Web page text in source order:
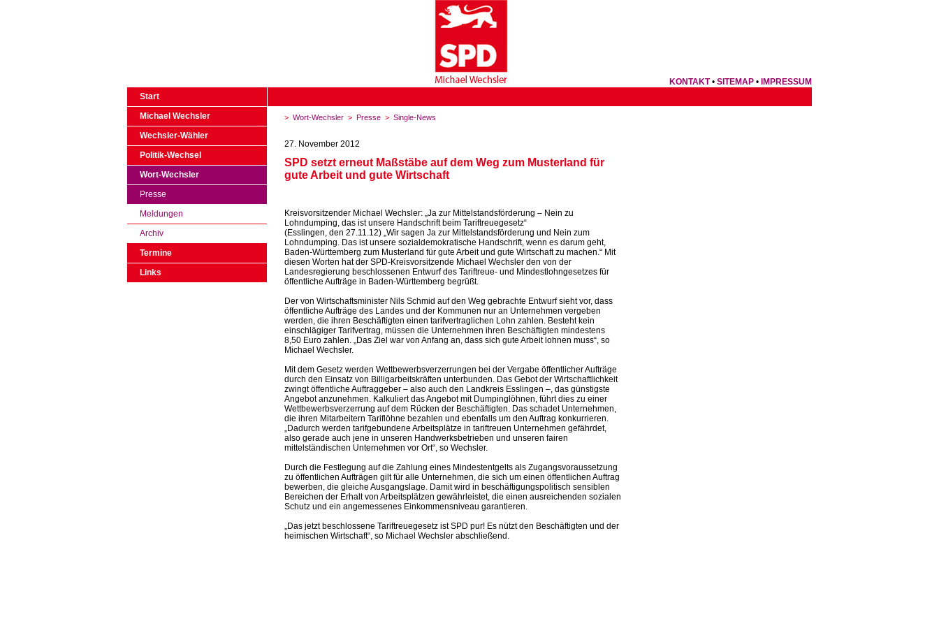
KONTAKT• SITEMAP • IMPRESSUM
Start
Michael Wechsler
Wechsler-Wähler
Politik-Wechsel
Wort-Wechsler
Presse
Meldungen
Archiv
Termine
Links
> Wort-Wechsler > Presse > Single-News
27. November 2012
SPD setzt erneut Maßstäbe auf dem Weg zum Musterland für
gute Arbeit und gute Wirtschaft
Kreisvorsitzender Michael Wechsler: „Ja zur Mittelstandsförderung – Nein zu
Lohndumping, das ist unsere Handschrift beim Tariftreuegesetz“
(Esslingen, den 27.11.12) „Wir sagen Ja zur Mittelstandsförderung und Nein zum
Lohndumping. Das ist unsere sozialdemokratische Handschrift, wenn es darum geht,
Baden-Württemberg zum Musterland für gute Arbeit und gute Wirtschaft zu machen.“ Mit
diesen Worten hat der SPD-Kreisvorsitzende Michael Wechsler den von der
Landesregierung beschlossenen Entwurf des Tariftreue- und Mindestlohngesetzes für
öffentliche Aufträge in Baden-Württemberg begrüßt.
Der von Wirtschaftsminister Nils Schmid auf den Weg gebrachte Entwurf sieht vor, dass
öffentliche Aufträge des Landes und der Kommunen nur an Unternehmen vergeben
werden, die ihren Beschäftigten einen tarifvertraglichen Lohn zahlen. Besteht kein
einschlägiger Tarifvertrag, müssen die Unternehmen ihren Beschäftigten mindestens
8,50 Euro zahlen. „Das Ziel war von Anfang an, dass sich gute Arbeit lohnen muss“, so
Michael Wechsler.
Mit dem Gesetz werden Wettbewerbsverzerrungen bei der Vergabe öffentlicher Aufträge
durch den Einsatz von Billigarbeitskräften unterbunden. Das Gebot der Wirtschaftlichkeit
zwingt öffentliche Auftraggeber – also auch den Landkreis Esslingen –, das günstigste
Angebot anzunehmen. Kalkuliert das Angebot mit Dumpinglöhnen, führt dies zu einer
Wettbewerbsverzerrung auf dem Rücken der Beschäftigten. Das schadet Unternehmen,
die ihren Mitarbeitern Tariflöhne bezahlen und ebenfalls um den Auftrag konkurrieren.
„Dadurch werden tarifgebundene Arbeitsplätze in tariftreuen Unternehmen gefährdet,
also gerade auch jene in unseren Handwerksbetrieben und unseren fairen
mittelständischen Unternehmen vor Ort“, so Wechsler.
Durch die Festlegung auf die Zahlung eines Mindestentgelts als Zugangsvoraussetzung
zu öffentlichen Aufträgen gilt für alle Unternehmen, die sich um einen öffentlichen Auftrag
bewerben, die gleiche Ausgangslage. Damit wird in beschäftigungspolitisch sensiblen
Bereichen der Erhalt von Arbeitsplätzen gewährleistet, die einen ausreichenden sozialen
Schutz und ein angemessenes Einkommensniveau garantieren.
„Das jetzt beschlossene Tariftreuegesetz ist SPD pur! Es nützt den Beschäftigten und der
heimischen Wirtschaft“, so Michael Wechsler abschließend.